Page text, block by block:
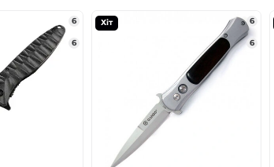
6
6
Хіт 6
6